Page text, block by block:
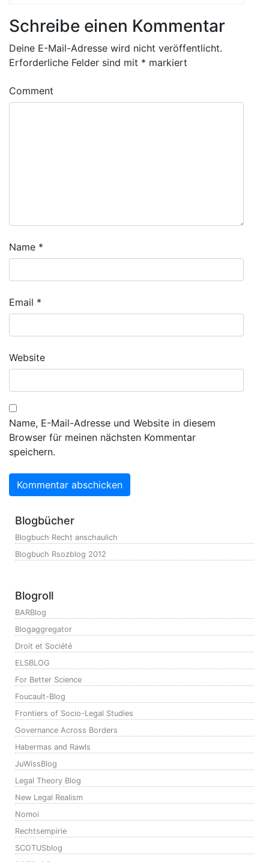
Schreibe einen Kommentar
Deine E-Mail-Adresse wird nicht veröffentlicht.
Erforderliche Felder sind mit * markiert
Comment
Name *
Email *
Website
Name, E-Mail-Adresse und Website in diesem
Browser für meinen nächsten Kommentar
speichern.
Blogbücher
Blogbuch Recht anschaulich
Blogbuch Rsozblog 2012
Blogroll
BARBlog
Blogaggregator
Droit et Société
ELSBLOG
For Better Science
Foucault-Blog
Frontiers of Socio-Legal Studies
Governance Across Borders
Habermas and Rawls
JuWissBlog
Legal Theory Blog
New Legal Realism
Nomoi
Rechtsempirie
SCOTUSblog